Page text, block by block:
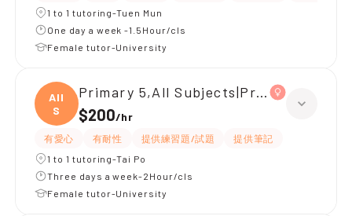
1 to 1 tutoring-Tuen Mun
One day a week -1.5Hour/cls
Female tutor-University
All
S
Primary 5,All Subjects|Primary 4,All
$200/hr
有愛心 有耐性 提供練習題/試題
提供筆記
1 to 1 tutoring-Tai Po
Three days a week-2Hour/cls
Female tutor-University